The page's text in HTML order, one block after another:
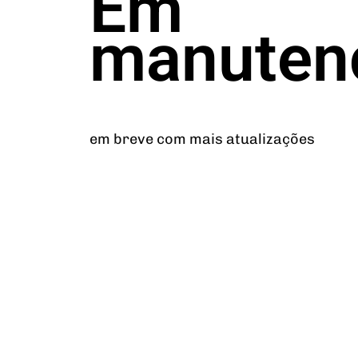
em breve com mais atualizações